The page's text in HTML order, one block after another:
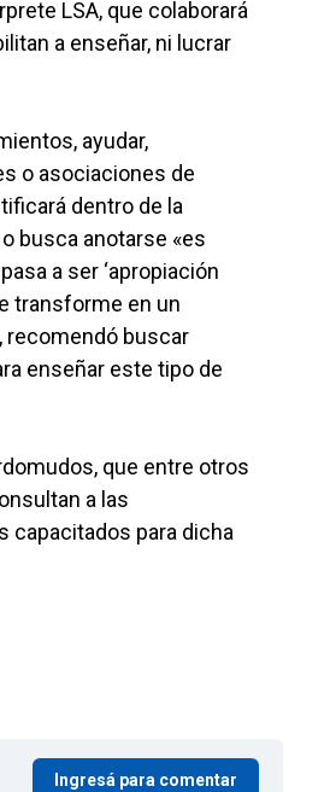
LSA, que colaborará
a enseñar, ni lucrar
ayudar,
o asociaciones de
dentro de la
busca anotarse «es
a ser ‘apropiación
transforme en un
recomendó buscar
enseñar este tipo de
que entre otros
a las
capacitados para dicha
Ingresá para comentar